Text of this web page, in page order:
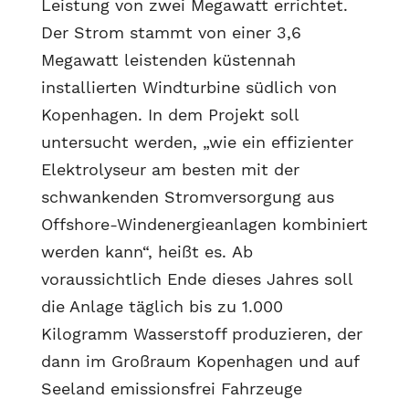
Leistung von zwei Megawatt errichtet.
Der Strom stammt von einer 3,6
Megawatt leistenden küstennah
installierten Windturbine südlich von
Kopenhagen. In dem Projekt soll
untersucht werden, „wie ein effizienter
Elektrolyseur am besten mit der
schwankenden Stromversorgung aus
Offshore-Windenergieanlagen kombiniert
werden kann“, heißt es. Ab
voraussichtlich Ende dieses Jahres soll
die Anlage täglich bis zu 1.000
Kilogramm Wasserstoff produzieren, der
dann im Großraum Kopenhagen und auf
Seeland emissionsfrei Fahrzeuge